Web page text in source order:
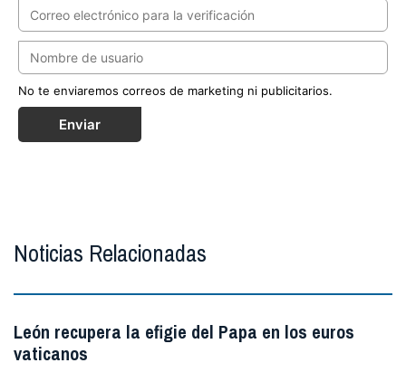
No te enviaremos correos de marketing ni publicitarios.
Enviar
Noticias Relacionadas
León recupera la efigie del Papa en los euros
vaticanos